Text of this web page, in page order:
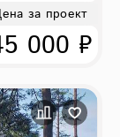
за проект
000 ₽